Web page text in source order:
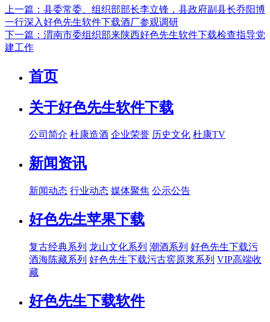
上一篇：县委常委、组织部部长李立锋，县政府副县长乔阳博
一行深入好色先生软件下载酒厂参观调研
下一篇：渭南市委组织部来陕西好色先生软件下载检查指导党
建工作
首页
关于好色先生软件下载
公司简介 杜康造酒 企业荣誉 历史文化 杜康TV
新闻资讯
新闻动态 行业动态 媒体聚焦 公示公告
好色先生苹果下载
复古经典系列 龙山文化系列 潮酒系列 好色先生下载污
酒海陈藏系列 好色先生下载污古窖原浆系列 VIP高端收
藏
好色先生下载软件